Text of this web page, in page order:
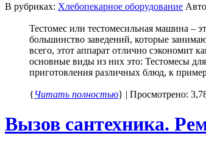
В рубриках: Хлебопекарное оборудование
Тестомес или тестомесильная машина –
большинство заведений, которые
всего, этот аппарат отлично сэкономит
основные виды из них это: Тестомесы
приготовления различных блюд, к
{Читать полностью} | Просмотрено:
Вызов сантехника.